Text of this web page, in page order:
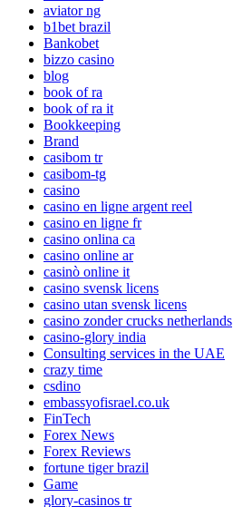
aviator ng
b1bet brazil
Bankobet
bizzo casino
blog
book of ra
book of ra it
Bookkeeping
Brand
casibom tr
casibom-tg
casino
casino en ligne argent reel
casino en ligne fr
casino onlina ca
casino online ar
casinò online it
casino svensk licens
casino utan svensk licens
casino zonder crucks netherlands
casino-glory india
Consulting services in the UAE
crazy time
csdino
embassyofisrael.co.uk
FinTech
Forex News
Forex Reviews
fortune tiger brazil
Game
glory-casinos tr